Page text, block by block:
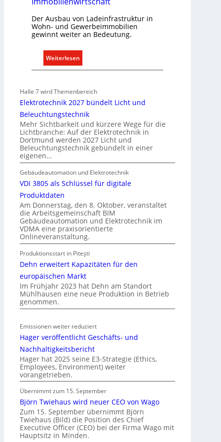
n
d
Der Ausbau von Ladeinfrastruktur in
Wohn- und Gewerbeimmobilien
gewinnt weiter an Bedeutung.
Weiterlesen
A
b
u
d
e
r
E
l
e
t
r
o
m
o
b
i
l
i
t
i
n
d
e
r
m
m
o
b
i
Halle 7 wird Themenbereich
Elektrotechnik 2027 bündelt Licht und
Beleuchtungstechnik
Mehr Sichtbarkeit und kürzere Wege für die
Lichtbranche: Auf der Elektrotechnik in
Dortmund werden 2027 Licht und
Beleuchtungstechnik gebündelt in einer
eigenen…
Gebäudeautomation und Elektrotechnik
VDI 3805 als Schlüssel für digitale
Produktdaten
Am Donnerstag, den 8. Oktober, veranstaltet
die Arbeitsgemeinschaft BIM
Gebäudeautomation und Elektrotechnik im
VDMA eine praxisorientierte
Onlineveranstaltung.
Produktionsstart in Piteşti
Dehn erweitert Kapazitäten für den
europäischen Markt
Im Frühjahr 2023 hat Dehn am Standort
Mühlhausen eine neue Produktion in Betrieb
genommen.
Emissionen weiter reduziert
Hager veröffentlicht Geschäfts- und
Nachhaltigkeitsbericht
Hager hat 2025 seine E3-Strategie (Ethics,
Employees, Environment) weiter
vorangetrieben.
Übernimmt zum 15. September
Björn Twiehaus wird neuer CEO von Wago
Zum 15. September übernimmt Björn
Twiehaus (Bild) die Position des Chief
Executive Officer (CEO) bei der Firma Wago mit
Hauptsitz in Minden.